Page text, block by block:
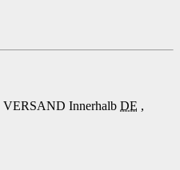
VERSAND Innerhalb DE ,